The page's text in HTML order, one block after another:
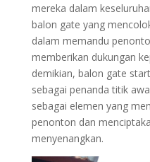
mereka dalam
balon gate yang
dalam memandu
memberikan dukungan
demikian, balon gate
sebagai penanda titik
sebagai elemen yang
penonton dan
menyenangkan.